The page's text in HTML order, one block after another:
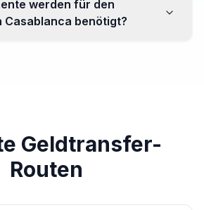
Landeswährung für kleine
zu haben.
werden für den
Casablanca benötigt?
Geldtransfer-
Routen